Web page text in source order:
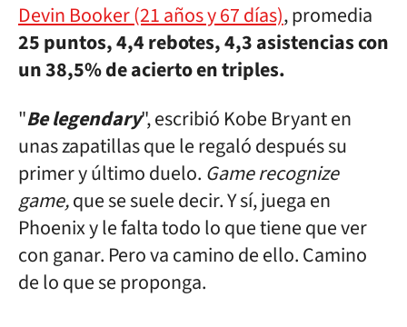
Devin Booker (21 años y 67 días), promedia
25 puntos, 4,4 rebotes, 4,3 asistencias con
un 38,5% de acierto en triples.
"Be legendary", escribió Kobe Bryant en
unas zapatillas que le regaló después su
primer y último duelo. Game recognize
game,que se suele decir. Y sí, juega en
Phoenix y le falta todo lo que tiene que ver
con ganar. Pero va camino de ello. Camino
de lo que se proponga.